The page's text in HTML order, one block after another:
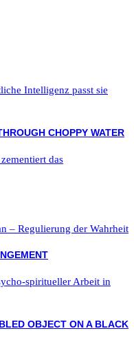
Intelligenz passt sie
das
– Regulierung der Wahrheit
spiritueller Arbeit in